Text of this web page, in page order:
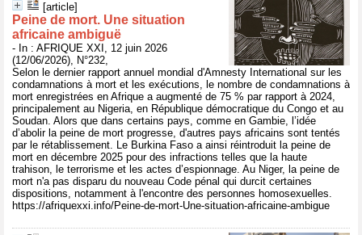
[article]
Peine de mort. Une situation
africaine ambiguë
- In : AFRIQUE XXI, 12 juin 2026
(12/06/2026), N°232,
Selon le dernier rapport annuel mondial d'Amnesty International sur les
condamnations à mort et les exécutions, le nombre de condamnations à
mort enregistrées en Afrique a augmenté de 75 % par rapport à 2024,
principalement au Nigeria, en République démocratique du Congo et au
Soudan. Alors que dans certains pays, comme en Gambie, l’idée
d’abolir la peine de mort progresse, d'autres pays africains sont tentés
par le rétablissement. Le Burkina Faso a ainsi réintroduit la peine de
mort en décembre 2025 pour des infractions telles que la haute
trahison, le terrorisme et les actes d’espionnage. Au Niger, la peine de
mort n'a pas disparu du nouveau Code pénal qui durcit certaines
dispositions, notamment à l'encontre des personnes homosexuelles.
https://afriquexxi.info/Peine-de-mort-Une-situation-africaine-ambigue